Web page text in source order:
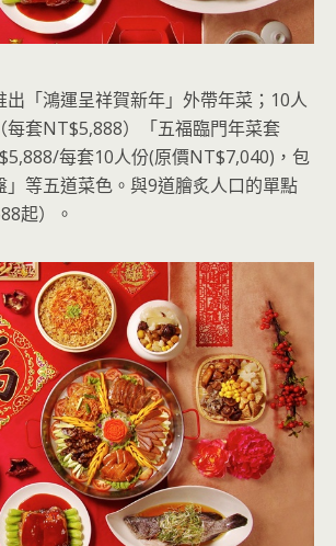
出「鴻運呈祥賀新年」外帶年菜；10人
每套NT$5,888）「五福臨門年菜套
每套10人份(原價NT$7,040)，包
」等五道菜色。與9道膾炙人口的單點
起）。